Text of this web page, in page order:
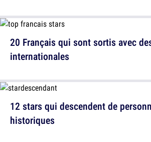
20 Français qui sont sortis avec
internationales
12 stars qui descendent de
historiques